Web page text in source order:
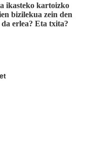
ikasteko kartoizko
bizilekua zein den
erlea? Eta txita?